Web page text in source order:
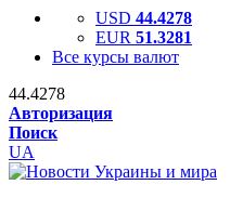
USD 44.4278
EUR 51.3281
Все курсы валют
44.4278
Авторизация
Поиск
UA